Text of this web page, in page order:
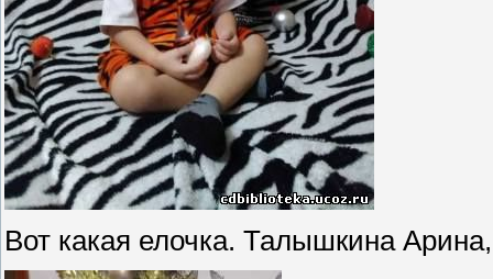
Вот какая елочка. Талышкина